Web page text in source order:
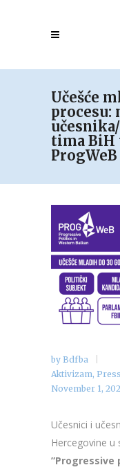
Učešće
procesu:
tima BiH
ProgWeB
by Bdfba
Aktivizam,
November 1,
Učesnici i
Hercegovine u
”Progressive